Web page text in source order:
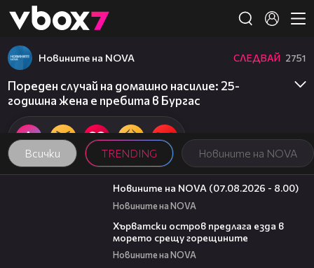
👾
Всички TRENDING Новините на NOVA
Новините на NOVA СЛЕДВАЙ 2751
Пореден случай на домашно насилие: 25-
годишна жена е пребита в Бургас
05:52
Новините на NOVA (07.08.2026 - 8.00)
Новините на NOVA
Хърватски остров предлага езда в
морето срещу горещините
Новините на NOVA